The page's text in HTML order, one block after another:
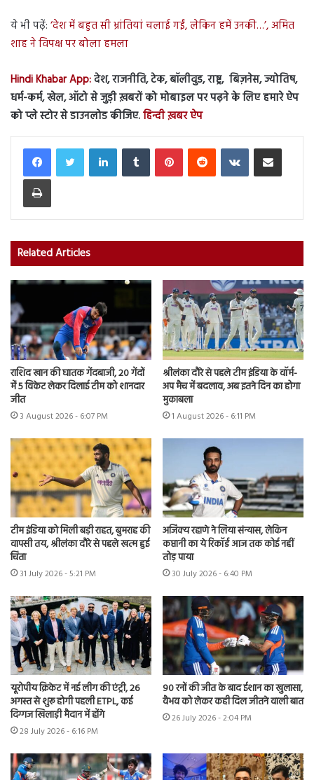
ये भी पढ़ें: ‘देश में बहुत सी भ्रांतियां चलाई गईं, लेकिन हमें उनकी…’, अमित
शाह ने विपक्ष पर बोला हमला
Hindi Khabar App:देश, राजनीति, टेक, बॉलीवुड, राष्ट्र, बिज़नेस, ज्योतिष,
धर्म-कर्म, खेल, ऑटो से जुड़ी ख़बरों को मोबाइल पर पढ़ने के लिए हमारे ऐप
को प्ले स्टोर से डाउनलोड कीजिए.हिन्दी ख़बर ऐप
LinkedInTumblr PinterestReddit VKontakteShare via Email
Print
Related Articles
राशिद खान की घातक गेंदबाजी, 20 गेंदों
में 5 विकेट लेकर दिलाई टीम को शानदार
जीत
3 August 2026 - 6:07 PM
श्रीलंका दौरे से पहले टीम इंडिया के वॉर्म-
अप मैच में बदलाव, अब इतने दिन का होगा
मुकाबला
1 August 2026 - 6:11 PM
टीम इंडिया को मिली बड़ी राहत, बुमराह की
वापसी तय, श्रीलंका दौरे से पहले खत्म हुई
चिंता
31 July 2026 - 5:21 PM
अजिंक्य रहाणे ने लिया संन्यास, लेकिन
कप्तानी का ये रिकॉर्ड आज तक कोई नहीं
तोड़ पाया
30 July 2026 - 6:40 PM
यूरोपीय क्रिकेट में नई लीग की एंट्री, 26
अगस्त से शुरू होगी पहली ETPL, कई
दिग्गज खिलाड़ी मैदान में होंगे
28 July 2026 - 6:16 PM
90 रनों की जीत के बाद ईशान का खुलासा,
वैभव को लेकर कही दिल जीतने वाली बात
26 July 2026 - 2:04 PM